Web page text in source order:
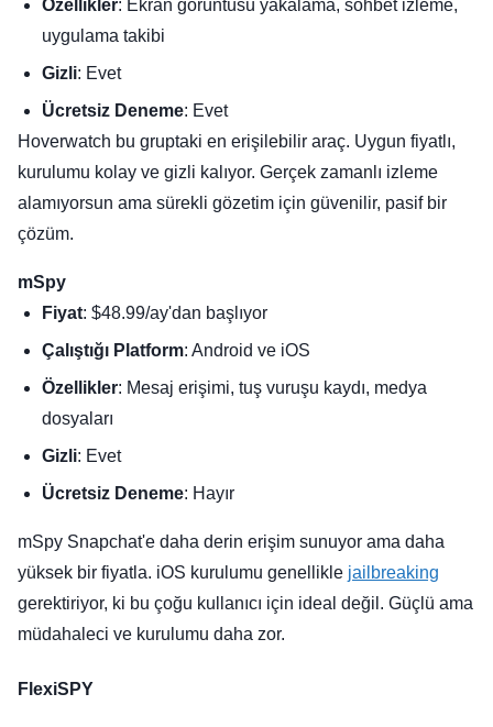
Özellikler: Ekran görüntüsü yakalama, sohbet izleme,
uygulama takibi
Gizli: Evet
Ücretsiz Deneme: Evet
Hoverwatch bu gruptaki en erişilebilir araç. Uygun fiyatlı,
kurulumu kolay ve gizli kalıyor. Gerçek zamanlı izleme
alamıyorsun ama sürekli gözetim için güvenilir, pasif bir
çözüm.
mSpy
Fiyat: $48.99/ay'dan başlıyor
Çalıştığı Platform: Android ve iOS
Özellikler: Mesaj erişimi, tuş vuruşu kaydı, medya
dosyaları
Gizli: Evet
Ücretsiz Deneme: Hayır
mSpy Snapchat'e daha derin erişim sunuyor ama daha
yüksek bir fiyatla. iOS kurulumu genellikle jailbreaking
gerektiriyor, ki bu çoğu kullanıcı için ideal değil. Güçlü ama
müdahaleci ve kurulumu daha zor.
FlexiSPY